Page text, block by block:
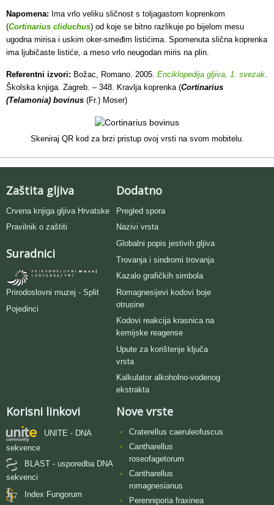
Napomena: Ima vrlo veliku sličnost s toljagastom koprenkom
(Cortinarius cliduchus) od koje se bitno razlikuje po bijelom mesu
ugodna mirisa i uskim oker-smeđim listićima. Spomenuta slična koprenka
ima ljubičaste listiće, a meso vrlo neugodan miris na plin.
Referentni izvori: Božac, Romano. 2005. Enciklopedija gljiva, 1. svezak.
Školska knjiga. Zagreb. – 348. Kravlja koprenka (Cortinarius
(Telamonia) bovinus (Fr.) Moser)
Skeniraj QR kod za brzi pristup ovoj vrsti na svom mobitelu.
Zaštita gljiva
Crvena knjiga gljiva Hrvatske
Pravilnik o zaštiti
Suradnici
Prirodoslovni muzej - Split
Pojedinci
Dodatno
Pregled spora
Nazivi vrsta
Globalni popis jestivih gljiva
Trovanja i sindromi trovanja
Kazalo grafičkih simbola
Romagnesijevi kodovi boje
otrusine
Kodovi reakcija krasnica na
kemijske reagense
Upute za korištenje ključa
vrsta
Kalkulator alkoholno-vodenog
ekstrakta
Korisni linkovi
UNITE - DNA
sekvence
BLAST - usporedba DNA
sekvenci
Index Fungorum
Nove vrste
Craterellus caeruleofuscus
Cantharellus
roseofagetorum
Cantharellus
romagnesianus
Perenniporia fraxinea